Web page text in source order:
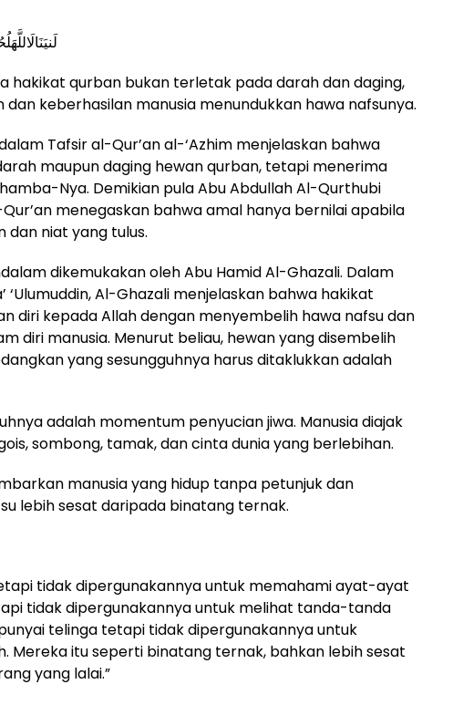
hakikat qurban bukan terletak pada darah dan daging,
keberhasilan manusia menundukkan hawa nafsunya.
Tafsir al-Qur’an al-‘Azhim menjelaskan bahwa
maupun daging hewan qurban, tetapi menerima
Nya. Demikian pula Abu Abdullah Al-Qurthubi
menegaskan bahwa amal hanya bernilai apabila
dan niat yang tulus.
dikemukakan oleh Abu Hamid Al-Ghazali. Dalam
‘Ulumuddin, Al-Ghazali menjelaskan bahwa hakikat
diri kepada Allah dengan menyembelih hawa nafsu dan
diri manusia. Menurut beliau, hewan yang disembelih
yang sesungguhnya harus ditaklukkan adalah
adalah momentum penyucian jiwa. Manusia diajak
sombong, tamak, dan cinta dunia yang berlebihan.
manusia yang hidup tanpa petunjuk dan
lebih sesat daripada binatang ternak.
tidak dipergunakannya untuk memahami ayat-ayat
tidak dipergunakannya untuk melihat tanda-tanda
telinga tetapi tidak dipergunakannya untuk
Mereka itu seperti binatang ternak, bahkan lebih sesat
yang lalai.”